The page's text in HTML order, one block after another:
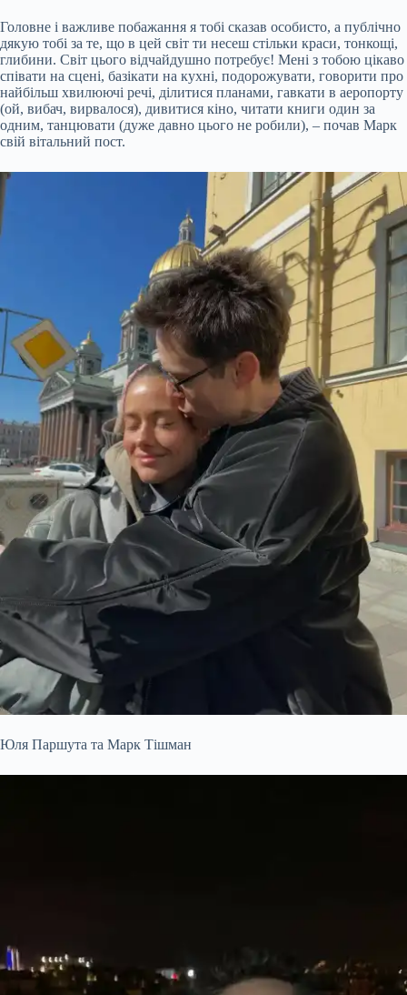
Головне і важливе побажання я тобі сказав особисто, а публічно
дякую тобі за те, що в цей світ ти несеш стільки краси, тонкощі,
глибини. Світ цього відчайдушно потребує! Мені з тобою цікаво
співати на сцені, базікати на кухні, подорожувати, говорити про
найбільш хвилюючі речі, ділитися планами, гавкати в аеропорту
(ой, вибач, вирвалося), дивитися кіно, читати книги один за
одним, танцювати (дуже давно цього не робили), – почав Марк
свій вітальний пост.
Юля Паршута та Марк Тішман